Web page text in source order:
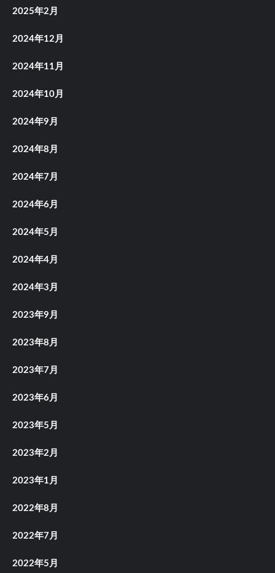
2025年2月
2024年12月
2024年11月
2024年10月
2024年9月
2024年8月
2024年7月
2024年6月
2024年5月
2024年4月
2024年3月
2023年9月
2023年8月
2023年7月
2023年6月
2023年5月
2023年2月
2023年1月
2022年8月
2022年7月
2022年5月